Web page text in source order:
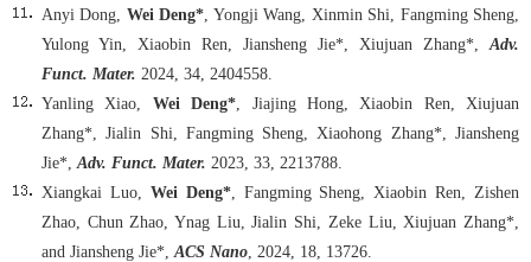
Anyi Dong, Wei Deng* , Yongji Wang, Xinmin Shi, Fangming Sheng,
Yulong Yin, Xiaobin Ren, Jiansheng Jie*, Xiujuan Zhang*, Adv.
Funct. Mater. 2024, 34, 2404558.
Yanling Xiao, Wei Deng* , Jiajing Hong, Xiaobin Ren, Xiujuan
Zhang*, Jialin Shi, Fangming Sheng, Xiaohong Zhang*, Jiansheng
Jie*, Adv. Funct. Mater. 2023, 33, 2213788.
Xiangkai Luo, Wei Deng*, Fangming Sheng, Xiaobin Ren, Zishen
Zhao, Chun Zhao, Ynag Liu, Jialin Shi, Zeke Liu, Xiujuan Zhang*,
and Jiansheng Jie*, ACS Nano , 2024, 18, 13726.